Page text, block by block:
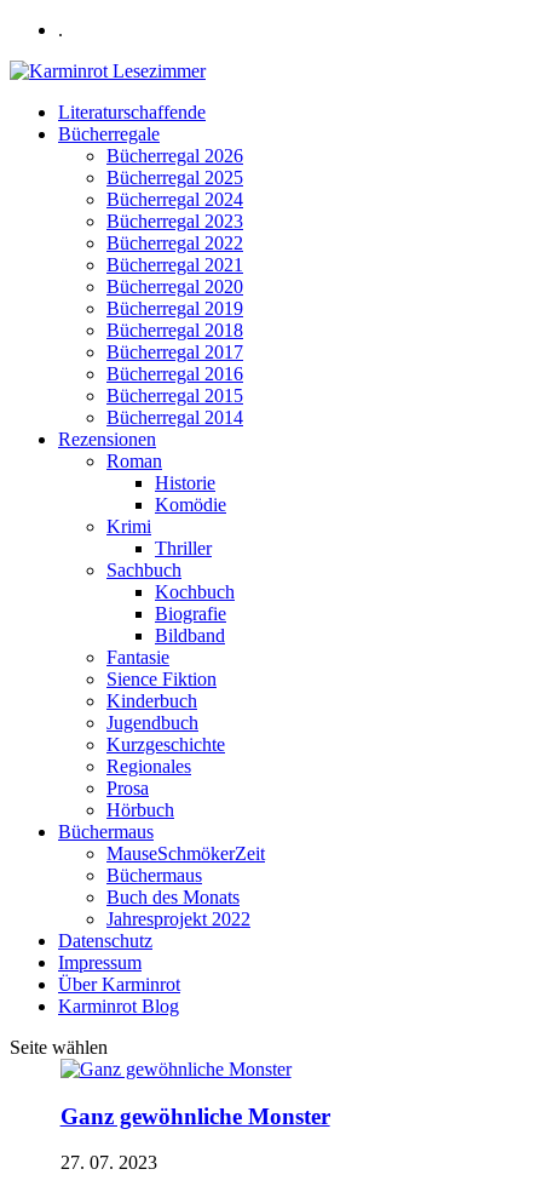
.
Literaturschaffende
Bücherregale
Bücherregal 2026
Bücherregal 2025
Bücherregal 2024
Bücherregal 2023
Bücherregal 2022
Bücherregal 2021
Bücherregal 2020
Bücherregal 2019
Bücherregal 2018
Bücherregal 2017
Bücherregal 2016
Bücherregal 2015
Bücherregal 2014
Rezensionen
Roman
Historie
Komödie
Krimi
Thriller
Sachbuch
Kochbuch
Biografie
Bildband
Fantasie
Sience Fiktion
Kinderbuch
Jugendbuch
Kurzgeschichte
Regionales
Prosa
Hörbuch
Büchermaus
MauseSchmökerZeit
Büchermaus
Buch des Monats
Jahresprojekt 2022
Datenschutz
Impressum
Über Karminrot
Karminrot Blog
Seite wählen
Ganz gewöhnliche Monster
27. 07. 2023